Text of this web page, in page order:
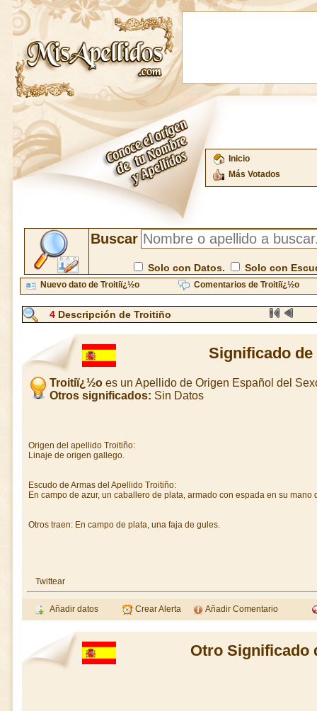
Inicio
Más Votados
Buscar
Solo con Datos. Solo con
Nuevo dato de Troitiï¿½o Comentarios de Troitiï¿½o
4 Descripción de Troitiño
Significado
Troitiï¿½oes un Apellido de Origen Español del
Otros significados: Sin Datos
Origen del apellido Troitiño:
Linaje de origen gallego.
Escudo de Armas del Apellido Troitiño:
En campo de azur, un caballero de plata, armado con espada en su mano
Otros traen: En campo de plata, una faja de gules.
Twittear
Añadir datos Crear Alerta Añadir Comentario
Otro Significado